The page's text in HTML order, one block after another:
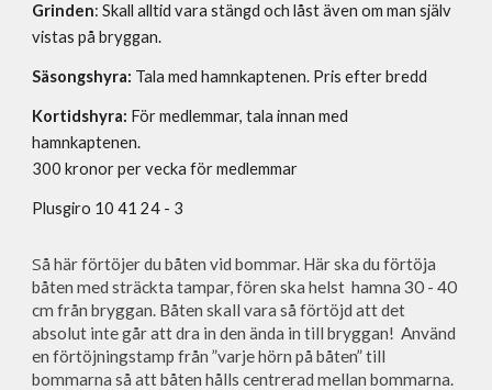
Grinden: Skall alltid vara stängd och låst även om man själv
vistas på bryggan.
Säsongshyra: Tala med hamnkaptenen. Pris efter bredd
Kortidshyra: För medlemmar, tala innan med
hamnkaptenen.
300 kronor per vecka för medlemmar
Plusgiro 10 41 24 - 3
Så här förtöjer du båten vid bommar. Här ska du förtöja
båten med sträckta tampar, fören ska helst hamna 30 - 40
cm från bryggan. Båten skall vara så förtöjd att det
absolut inte går att dra in den ända in till bryggan! Använd
en förtöjningstamp från ”varje hörn på båten” till
bommarna så att båten hålls centrerad mellan bommarna.